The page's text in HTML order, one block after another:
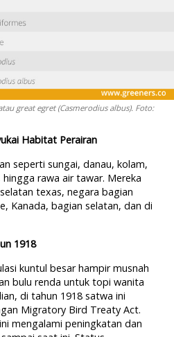
great egret (Casmerodius albus). Foto:
Habitat Perairan
seperti sungai, danau, kolam,
rawa air tawar. Mereka
texas, negara bagian
Kanada, bagian selatan, dan di
1918
kuntul besar hampir musnah
bulu renda untuk topi wanita
di tahun 1918 satwa ini
Migratory Bird Treaty Act.
mengalami peningkatan dan